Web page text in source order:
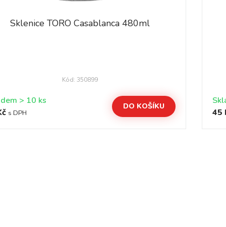
Sklenice TORO Casablanca 480ml
Kód: 350899
Skladem > 10 ks
s DPH
DO KOŠÍKU
45